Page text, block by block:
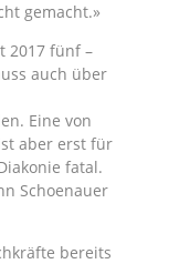
gemacht.»
2017 fünf –
auch über
Eine von
aber erst für
fatal.
Schoenauer
bereits